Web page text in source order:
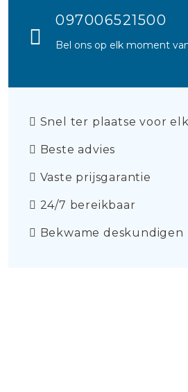
097006521500
Bel ons op elk moment
Snel ter plaatse voor
Beste advies
Vaste prijsgarantie
24/7 bereikbaar
Bekwame deskundigen